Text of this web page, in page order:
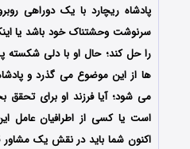
پادشاه ریچارد با یک دوراهی
سرنوشت وحشتناک خود باشد یا
را حل کند؛ حال او با دلی شکسته
ها از این موضوع می گذرد و
می شود؛ آیا فرزند او برای
است یا کسی از اطرافیان عامل
اکنون شما باید در نقش یک مشاور